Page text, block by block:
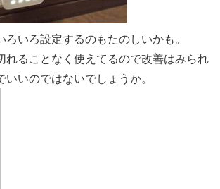
いろ設定するのもたのしいかも。
れることなく使えてるので改善はみられ
いのではないでしょうか。